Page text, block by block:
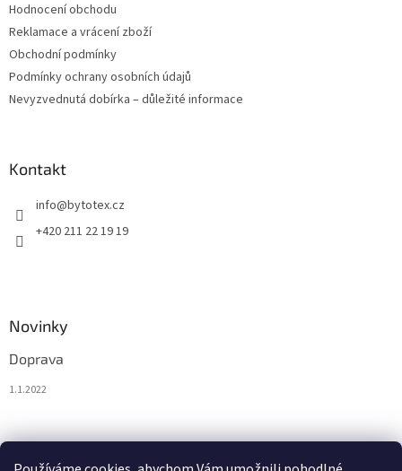
Hodnocení obchodu
Reklamace a vrácení zboží
Obchodní podmínky
Podmínky ochrany osobních údajů
Nevyzvednutá dobírka – důležité informace
Kontakt
info@bytotex.cz
+420 211 22 19 19
Novinky
Doprava
1.1.2022